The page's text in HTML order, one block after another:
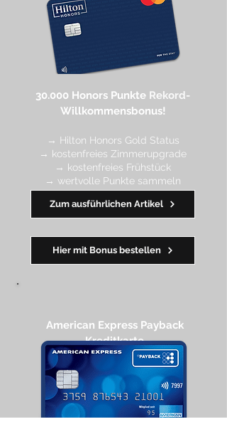
30.000 Honors Punkte Rekord-
Willkommensbonus!
→ Hilton Honors Gold Status
→ kostenfreies Zimmerupgrade
→ kostenfreies Frühstück
→ wertvolle Punkte sammeln
→ Early Check-in + Late Check-out
━━━━━━━
Hier mit Bonus bestellen
Zum ausführlichen Artikel
American Express Payback
Kreditkarte​